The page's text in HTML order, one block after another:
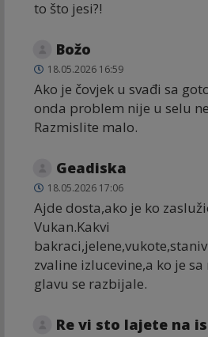
to što jesi?!
Božo
18.05.2026 16:59
Ako je čovjek u svađi sa
onda problem nije u selu
Razmislite malo.
Geadiska
18.05.2026 17:06
Ajde dosta,ako je ko
Vukan.Kakvi
zvaline izlucevine,a ko je
glavu se razbijale.
Re vi sto lajete na